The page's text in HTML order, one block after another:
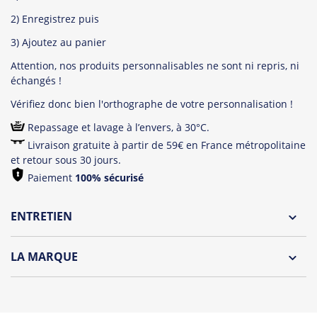
2) Enregistrez puis
3) Ajoutez au panier
Attention, nos produits personnalisables ne sont ni repris, ni
échangés !
Vérifiez donc bien l'orthographe de votre personnalisation !
Repassage et lavage à l’envers, à 30°C.
Livraison gratuite à partir de 59€ en France métropolitaine
et retour sous 30 jours.
Paiement 100% sécurisé
ENTRETIEN
LA MARQUE